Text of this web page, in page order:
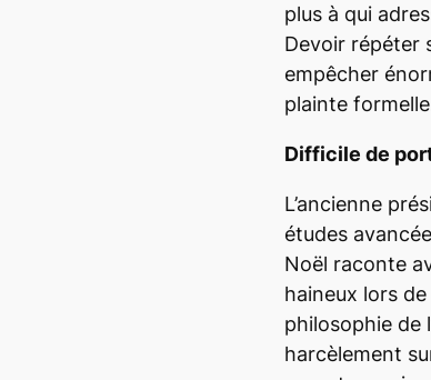
plus à qui
Devoir répéter
empêcher
plainte
Difficile de
L’ancienne
études
Noël raconte
haineux lors
philosophie de
harcèlement